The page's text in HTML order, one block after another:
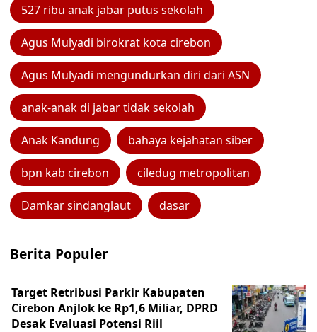
527 ribu anak jabar putus sekolah
Agus Mulyadi birokrat kota cirebon
Agus Mulyadi mengundurkan diri dari ASN
anak-anak di jabar tidak sekolah
Anak Kandung bahaya kejahatan siber
bpn kab cirebon ciledug metropolitan
Damkar sindanglaut dasar
Berita Populer
Target Retribusi Parkir Kabupaten
Cirebon Anjlok ke Rp1,6 Miliar, DPRD
Desak Evaluasi Potensi Riil